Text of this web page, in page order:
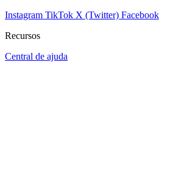
Instagram TikTok X (Twitter) Facebook
Recursos
Central de ajuda